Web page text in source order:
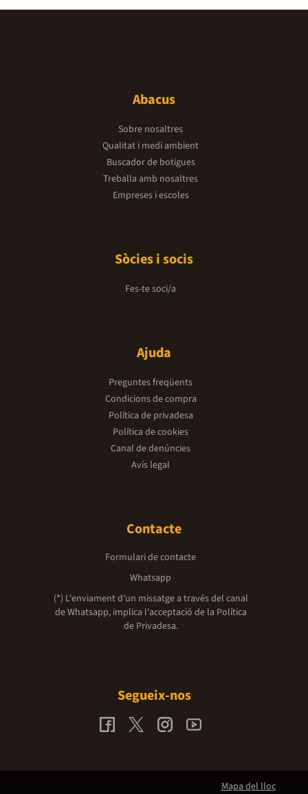
Abacus
Sobre nosaltres
Qualitat i medi ambient
Buscador de botigues
Treballa amb nosaltres
Empreses i escoles
Sòcies i socis
Fes-te soci/a
Ajuda
Preguntes freqüents
Condicions de compra
Política de privadesa
Política de cookies
Canal de denúncies
Avís legal
Contacte
Formulari de contacte
Whatsapp
(*) L'enviament d’un missatge a través del canal
de Whatsapp, implica l'acceptació de la Política
de Privadesa.
Segueix-nos
Mapa del lloc